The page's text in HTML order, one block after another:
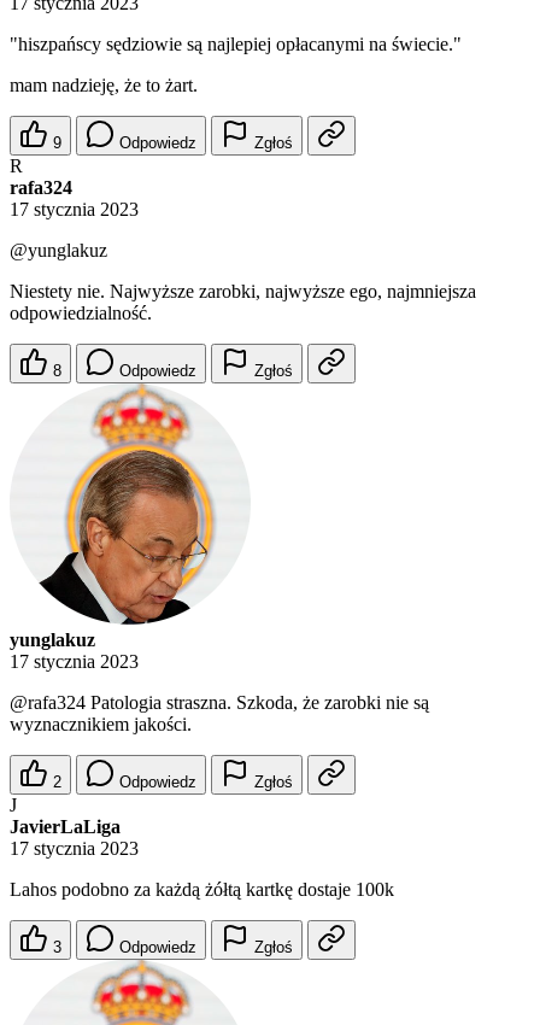
"hiszpańscy sędziowie są najlepiej opłacanymi na świecie."
mam nadzieję, że to żart.
9 Odpowiedz Zgłoś
R
rafa324
17 stycznia 2023
@yunglakuz
Niestety nie. Najwyższe zarobki, najwyższe ego, najmniejsza
odpowiedzialność.
8 Odpowiedz Zgłoś
yunglakuz
17 stycznia 2023
@rafa324 Patologia straszna. Szkoda, że zarobki nie są
wyznacznikiem jakości.
2 Odpowiedz Zgłoś
J
JavierLaLiga
17 stycznia 2023
Lahos podobno za każdą żółtą kartkę dostaje 100k
3 Odpowiedz Zgłoś